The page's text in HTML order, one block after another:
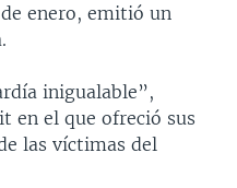
enero, emitió un
inigualable”,
en el que ofreció sus
las víctimas del